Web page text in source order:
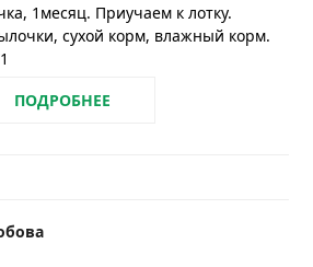
1месяц. Приучаем к лотку.
сухой корм, влажный корм.
ПОДРОБНЕЕ